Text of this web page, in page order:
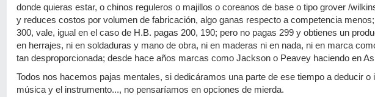
donde quieras estar, o chinos reguleros o majillos o coreanos de base o tipo grover /
y reduces costos por volumen de fabricación, algo ganas respecto a competencia
300, vale, igual en el caso de H.B. pagas 200, 190; pero no pagas 299 y obtienes un
en herrajes, ni en soldaduras y mano de obra, ni en maderas ni en nada, ni en marca
tan desproporcionada; desde hace años marcas como Jackson o Peavey haciendo en
Todos nos hacemos pajas mentales, si dedicáramos una parte de ese tiempo a deducir
música y el instrumento..., no pensaríamos en opciones de mierda.